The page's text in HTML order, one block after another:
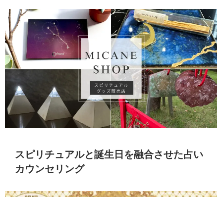
スピリチュアルと誕生日を融合させた占い
カウンセリング